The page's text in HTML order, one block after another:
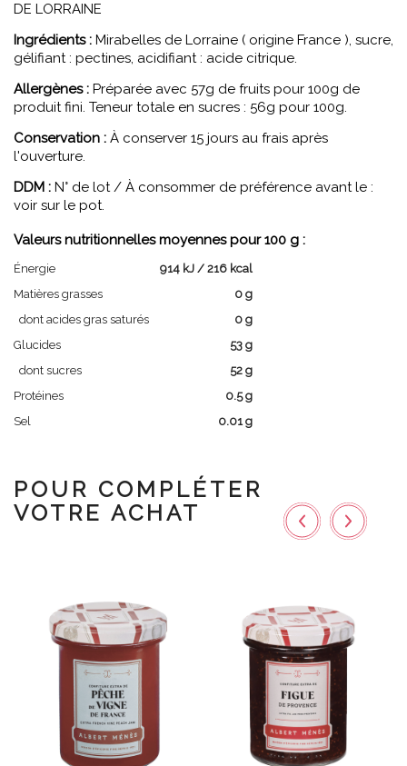
DE LORRAINE
Ingrédients : Mirabelles de Lorraine ( origine France ), sucre,
gélifiant : pectines, acidifiant : acide citrique.
Allergènes : Préparée avec 57g de fruits pour 100g de
produit fini. Teneur totale en sucres : 56g pour 100g.
Conservation : À conserver 15 jours au frais après
l'ouverture.
DDM : N° de lot / À consommer de préférence avant le :
voir sur le pot.
Valeurs nutritionnelles moyennes pour 100 g :
Énergie
914 kJ / 216 kcal
Matières grasses
0 g
dont acides gras saturés
0 g
Glucides
53 g
dont sucres
52 g
Protéines
0.5 g
Sel
0.01 g
POUR COMPLÉTER
VOTRE ACHAT